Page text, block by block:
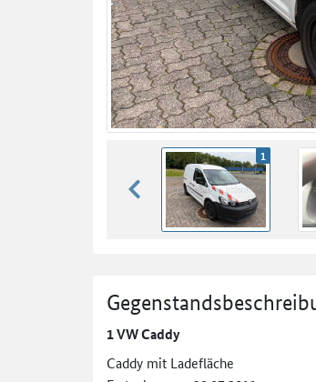
zurück blättern
1
1 VW Caddy
Caddy mit Ladefläche